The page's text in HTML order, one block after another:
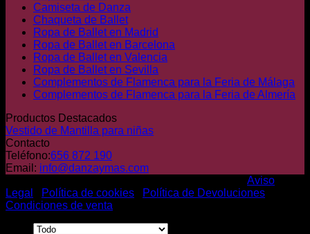
Camiseta de Danza
Chaqueta de Ballet
Ropa de Ballet en Madrid
Ropa de Ballet en Barcelona
Ropa de Ballet en Valencia
Ropa de Ballet en Sevilla
Complementos de Flamenca para la Feria de Málaga
Complementos de Flamenca para la Feria de Almería
Productos Destacados
Vestido de Mantilla para niñas
Contacto
Teléfono:656 872 190
Email: info@danzaymas.com
Aviso
Legal
Política de cookies Política de Devoluciones
Condiciones de venta